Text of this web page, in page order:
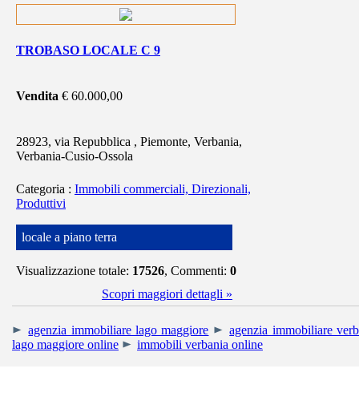
TROBASO LOCALE C 9
Vendita € 60.000,00
28923, via Repubblica , Piemonte, Verbania,
Verbania-Cusio-Ossola
Categoria : Immobili commerciali, Direzionali,
Produttivi
locale a piano terra
Visualizzazione totale: 17526, Commenti: 0
Scopri maggiori dettagli »
agenzia immobiliare lago maggiore
agenzia immobiliare
lago maggiore online
immobili verbania online